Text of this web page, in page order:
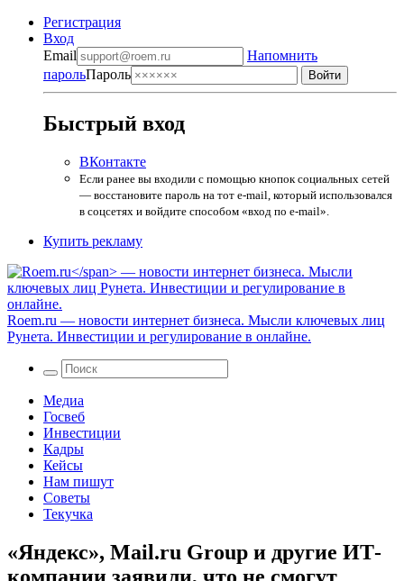
Регистрация
Вход
Email
Напомнить
парольПароль
Быстрый вход
ВКонтакте
Если ранее вы входили с помощью кнопок социальных сетей
— восстановите пароль на тот e-mail, который использовался
в соцсетях и войдите способом «вход по e-mail».
Купить рекламу
Roem.ru — новости интернет бизнеса. Мысли ключевых лиц
Рунета. Инвестиции и регулирование в онлайне.
Медиа
Госвеб
Инвестиции
Кадры
Кейсы
Нам пишут
Советы
Текучка
«Яндекс», Mail.ru Group и другие ИТ-
компании заявили, что не смогут